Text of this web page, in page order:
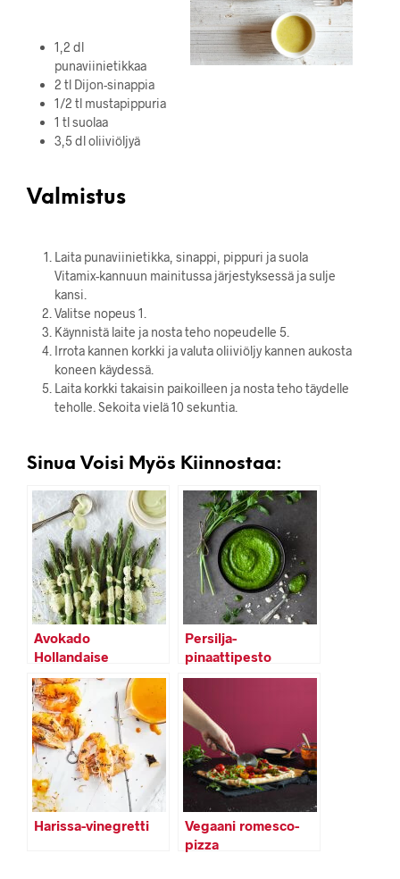
1,2 dl
punaviinietikkaa
2 tl Dijon-sinappia
1/2 tl mustapippuria
1 tl suolaa
3,5 dl oliiviöljyä
Valmistus
Laita punaviinietikka, sinappi, pippuri ja suola
Vitamix-kannuun mainitussa järjestyksessä ja sulje
kansi.
Valitse nopeus 1.
Käynnistä laite ja nosta teho nopeudelle 5.
Irrota kannen korkki ja valuta oliiviöljy kannen aukosta
koneen käydessä.
Laita korkki takaisin paikoilleen ja nosta teho täydelle
teholle. Sekoita vielä 10 sekuntia.
Sinua Voisi Myös Kiinnostaa:
Avokado
Hollandaise
Persilja-
pinaattipesto
Harissa-vinegretti
Vegaani romesco-
pizza